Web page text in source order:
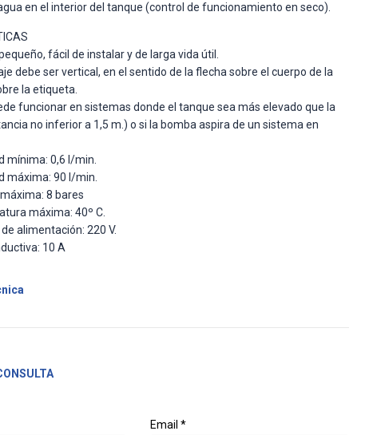
en el interior del tanque (control de funcionamiento en seco).
fácil de instalar y de larga vida útil.
debe ser vertical, en el sentido de la flecha sobre el cuerpo de la
la etiqueta.
funcionar en sistemas donde el tanque sea más elevado que la
no inferior a 1,5 m.) o si la bomba aspira de un sistema en
mínima: 0,6 l/min.
máxima: 90 l/min.
8 bares
máxima: 40º C.
alimentación: 220 V.
10 A
Email *